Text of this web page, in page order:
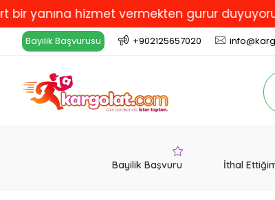
vermekten gurur duyuyoruz!
Bayilik Başvurusu +902125657020
Bayilik Başvuru İthal